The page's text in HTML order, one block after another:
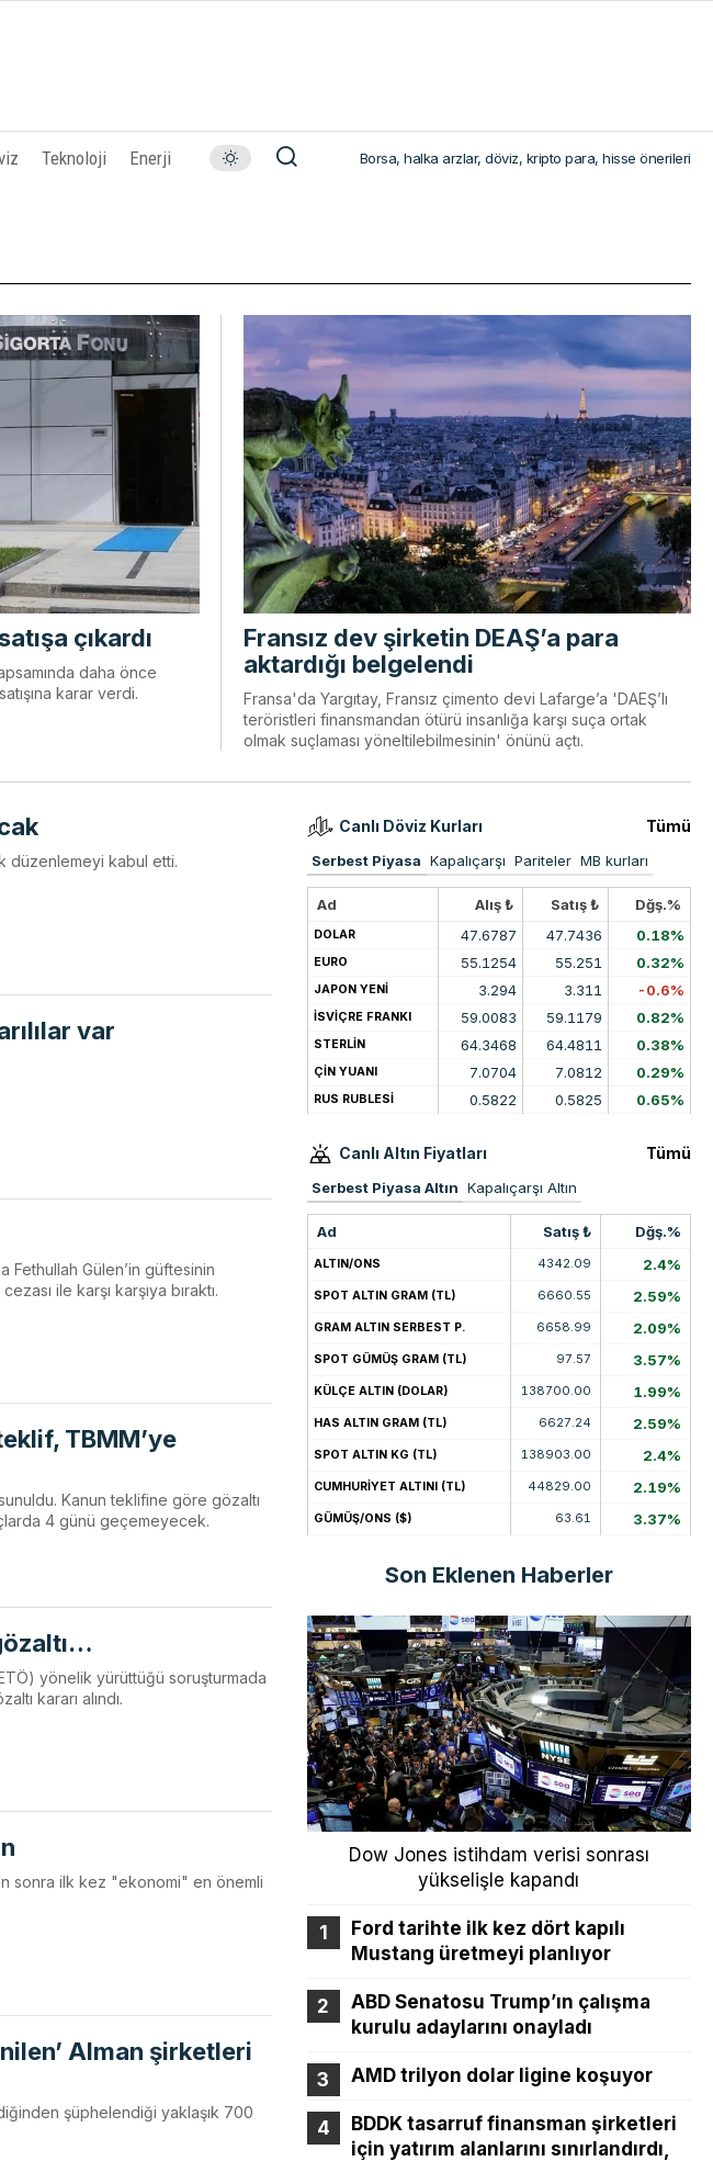
Teknoloji Enerji Borsa, halka arzlar, döviz, kripto para, hisse önerileri
çıkardı
daha önce
karar verdi.
Fransız dev şirketin DEAŞ’a para
aktardığı belgelendi
Fransa'da Yargıtay, Fransız çimento devi Lafarge’a 'DAEŞ’lı
teröristleri finansmandan ötürü insanlığa karşı suça ortak
olmak suçlaması yöneltilebilmesinin' önünü açtı.
düzenlemeyi kabul etti.
var
Gülen’in güftesinin
ile karşı karşıya bıraktı.
TBMM’ye
Kanun teklifine göre gözaltı
4 günü geçemeyecek.
yönelik yürüttüğü soruşturmada
kararı alındı.
sonra ilk kez "ekonomi" en önemli
Alman şirketleri
şüphelendiği yaklaşık 700
Canlı Döviz Kurları Tümü
Serbest Piyasa Kapalıçarşı Pariteler MB kurları
Ad Alış ₺ Satış ₺ Dğş.%
DOLAR 47.6787 47.7436 0.18%
EURO 55.1254 55.251 0.32%
JAPON YENİ 3.294 3.311 -0.6%
İSVİÇRE FRANKI 59.0083 59.1179 0.82%
STERLİN 64.3468 64.4811 0.38%
ÇİN YUANI 7.0704 7.0812 0.29%
RUS RUBLESİ 0.5822 0.5825 0.65%
Canlı Altın Fiyatları Tümü
Serbest Piyasa Altın Kapalıçarşı Altın
Ad Satış ₺ Dğş.%
ALTIN/ONS 4342.09 2.4%
SPOT ALTIN GRAM (TL) 6660.55 2.59%
GRAM ALTIN SERBEST P. 6658.99 2.09%
SPOT GÜMÜŞ GRAM (TL) 97.57 3.57%
KÜLÇE ALTIN (DOLAR) 138700.00 1.99%
HAS ALTIN GRAM (TL) 6627.24 2.59%
SPOT ALTIN KG (TL) 138903.00 2.4%
CUMHURİYET ALTINI (TL) 44829.00 2.19%
GÜMÜŞ/ONS ($) 63.61 3.37%
Son Eklenen Haberler
Dow Jones istihdam verisi sonrası
yükselişle kapandı
Ford tarihte ilk kez dört kapılı
Mustang üretmeyi planlıyor
ABD Senatosu Trump’ın çalışma
kurulu adaylarını onayladı
AMD trilyon dolar ligine koşuyor
BDDK tasarruf finansman şirketleri
için yatırım alanlarını sınırlandırdı,